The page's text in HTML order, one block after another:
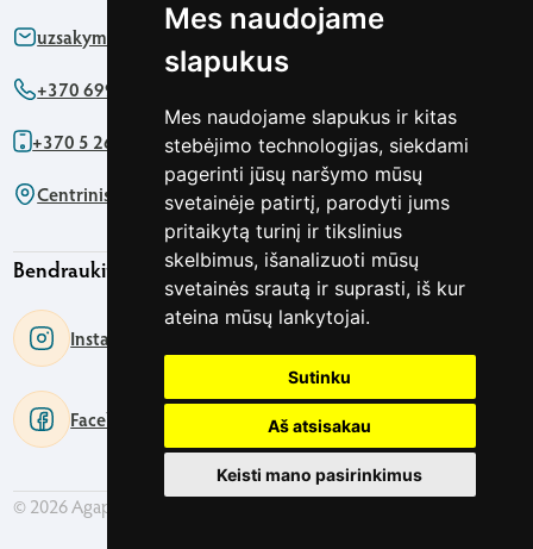
Mes naudojame
slapukus
Mes naudojame slapukus ir kitas
stebėjimo technologijas, siekdami
pagerinti jūsų naršymo mūsų
svetainėje patirtį, parodyti jums
pritaikytą turinį ir tikslinius
skelbimus, išanalizuoti mūsų
svetainės srautą ir suprasti, iš kur
ateina mūsų lankytojai.
Sutinku
Aš atsisakau
Keisti mano pasirinkimus
uzsakymas@agapics.lt
+370 699 76161
+370 5 2622091
Centrinis biuras - Pirklių g. 5 Vilnius
Bendraukime
Instagram
Facebook
© 2026 Agapics